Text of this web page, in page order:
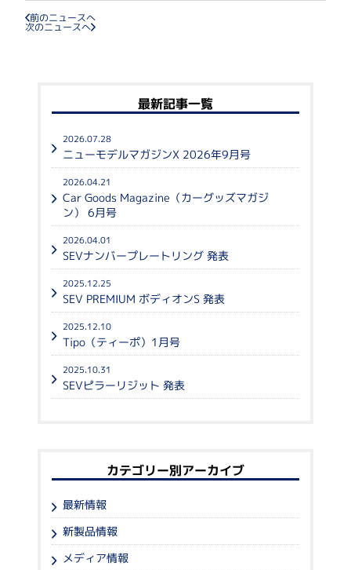
前のニュースへ
次のニュースへ
最新記事一覧
2026.07.28
ニューモデルマガジンX 2026年9月号
2026.04.21
Car Goods Magazine（カーグッズマガジ
ン） 6月号
2026.04.01
SEVナンバープレートリング 発表
2025.12.25
SEV PREMIUM ボディオンS 発表
2025.12.10
Tipo（ティーポ）1月号
2025.10.31
SEVピラーリジット 発表
カテゴリー別アーカイブ
最新情報
新製品情報
メディア情報